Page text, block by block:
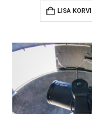
LISA KORVI